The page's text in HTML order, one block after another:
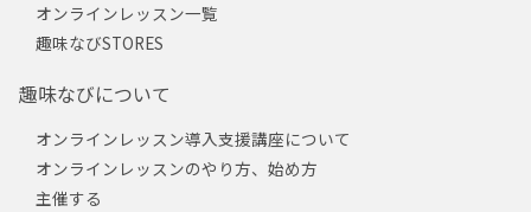
オンラインレッスン一覧
趣味なびSTORES
趣味なびについて
オンラインレッスン導入支援講座について
オンラインレッスンのやり方、始め方
主催する